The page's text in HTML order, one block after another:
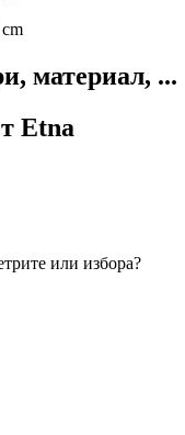
материал, ...
Etna
или избора?